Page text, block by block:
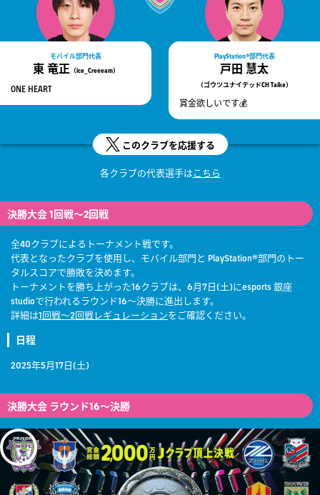
モバイル部門代表
東 竜正（ice_Creeeam）
ONE HEART
PlayStation®部門代表
戸田 慧太
（ゴウツユナイテッドCH Taike）
賞金欲しいです💰
このクラブを応援する
各クラブの代表選手はこちら
決勝大会 1回戦～2回戦
全40クラブによるトーナメント戦です。
代表となったクラブを使用し、モバイル部門と PlayStation®部門のトー
タルスコアで勝敗を決めます。
トーナメントを勝ち上がった16クラブは、6月7日(土)にesports 銀座
studioで行われるラウンド16～決勝に進出します。
詳細は1回戦～2回戦レギュレーションをご確認ください。
日程
2025年5月17日(土)
決勝大会 ラウンド16～決勝